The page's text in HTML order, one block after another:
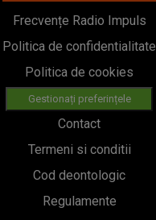
Frecvențe Radio Impuls
Politica de confidentialitate
Politica de cookies
Gestionați preferințele
Contact
Termeni si conditii
Cod deontologic
Regulamente